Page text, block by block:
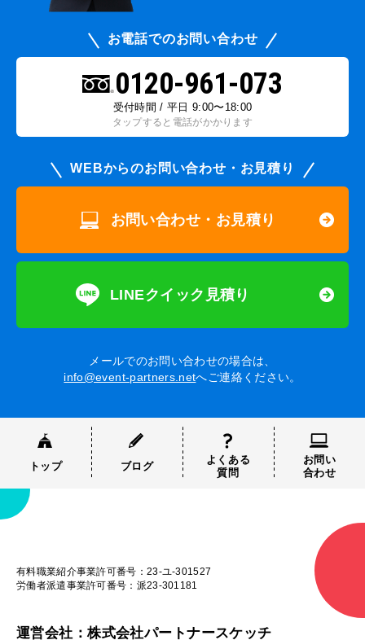
お電話でのお問い合わせ
0120-961-073
受付時間 / 平日 9:00〜18:00
タップすると電話がかかります
WEBからのお問い合わせ・お見積り
お問い合わせ・お見積り
LINEクイック見積り
メールでのお問い合わせの場合は、
info@event-partners.netへご連絡ください。
トップ ブログ
よくある
質問
お問い
合わせ
有料職業紹介事業許可番号：23-ユ-301527
労働者派遣事業許可番号：派23-301181
運営会社：株式会社パートナースケッチ